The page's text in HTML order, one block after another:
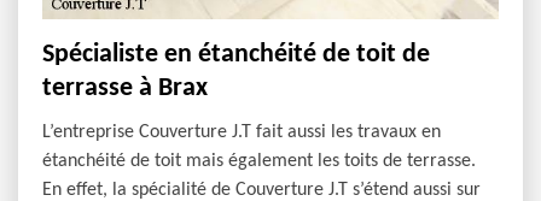
Spécialiste en étanchéité de toit de
terrasse à Brax
L’entreprise Couverture J.T fait aussi les travaux en
étanchéité de toit mais également les toits de terrasse.
En effet, la spécialité de Couverture J.T s’étend aussi sur